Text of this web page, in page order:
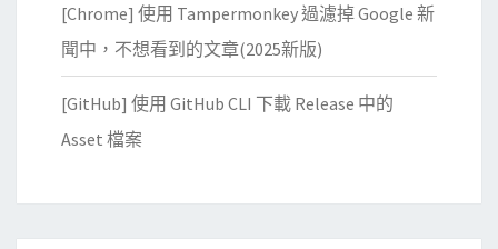
[Chrome] 使用 Tampermonkey 過濾掉 Google 新
聞中，不想看到的文章(2025新版)
[GitHub] 使用 GitHub CLI 下載 Release 中的
Asset 檔案